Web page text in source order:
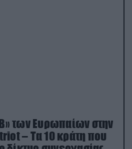
των Ευρωπαίων στην
– Τα 10 κράτη που